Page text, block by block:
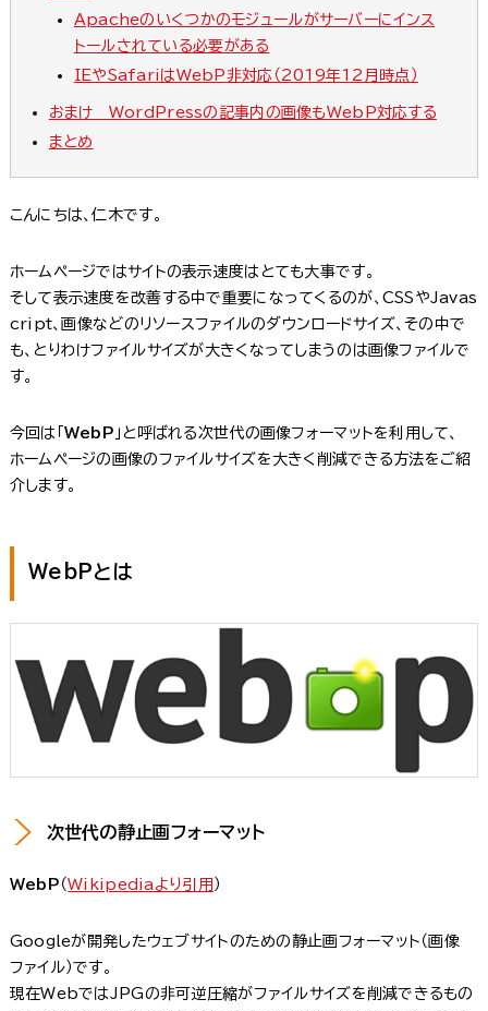
Apacheのいくつかのモジュールがサーバーにインス
トールされている必要がある
IEやSafariはWebP非対応（2019年12月時点）
おまけ WordPressの記事内の画像もWebP対応する
まとめ
こんにちは、仁木です。
ホームページではサイトの表示速度はとても大事です。
そして表示速度を改善する中で重要になってくるのが、CSSやJavas
cript、画像などのリソースファイルのダウンロードサイズ、その中で
も、とりわけファイルサイズが大きくなってしまうのは画像ファイルで
す。
今回は「 WebP 」と呼ばれる次世代の画像フォーマットを利用して、
ホームページの画像のファイルサイズを大きく削減できる方法をご紹
介します。
WebPとは
次世代の静止画フォーマット
WebP （Wikipediaより引用 ）
Googleが開発したウェブサイトのための静止画フォーマット（画像
ファイル）です。
現在WebではJPGの非可逆圧縮がファイルサイズを削減できるもの